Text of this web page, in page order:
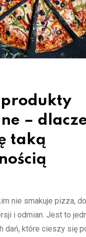
produkty
–
taką
nie smakuje pizza,
i odmian. Jest to
dań, które cieszy się